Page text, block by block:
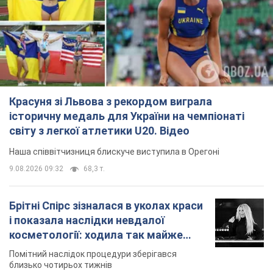
Красуня зі Львова з рекордом виграла
історичну медаль для України на чемпіонаті
світу з легкої атлетики U20. Відео
Наша співвітчизниця блискуче виступила в Орегоні
9.08.2026 09:32 68,3 т.
Брітні Спірс зізналася в уколах краси
і показала наслідки невдалої
косметології: ходила так майже
місяць
Помітний наслідок процедури зберігався
близько чотирьох тижнів